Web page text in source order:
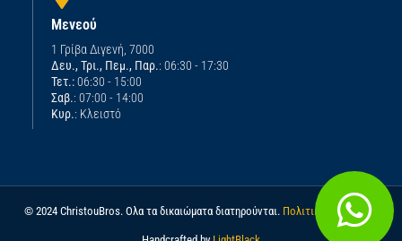
Μενεού
1 Γρίβα Διγενή, 7000
Δευ., Τρι., Πεμ., Παρ.: 06:30 - 17:30
Τετ.:06:30 - 15:00
Σαβ.: 07:00 - 14:00
Κυρ.: Κλειστό
© 2024 ChristouBros. Ολα τα δικαιώματα διατηρούνται. Πολιτική απορρήτου